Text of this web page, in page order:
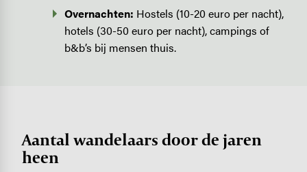
Overnachten: Hostels (10-20 euro per nacht),
hotels (30-50 euro per nacht), campings of
b&b’s bij mensen thuis.
Aantal wandelaars door de jaren
heen